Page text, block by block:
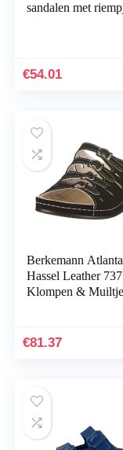
sandalen met
€54.01
Berkemann Atlanta
Hassel Leather 737
Klompen &
€81.37